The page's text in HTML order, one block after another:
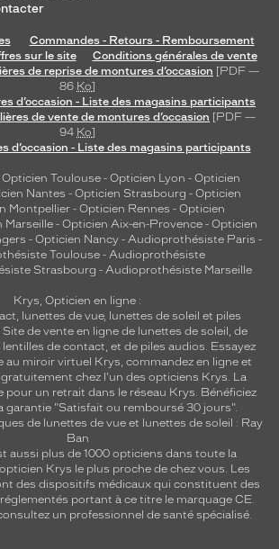
Commandes - Retours - Remboursement
sur le site
Conditions générales de vente
de reprise de montures d’occasion [PDF —
86 Ko]
d’occasion - Liste des magasins participants
de vente de montures d’occasion [PDF —
94 Ko]
d’occasion - Liste des magasins participants
Opticien Toulouse- Opticien Lyon - Opticien
Nantes - Opticien Strasbourg - Opticien
Montpellier - Opticien Rennes - Opticien
Marseille - Opticien Aix-en-Provence - Opticien
- Opticien Nancy - Audioprothésiste Paris -
Toulouse- Audioprothésiste
Strasbourg - Audioprothésiste Marseille
Krys, Opticien en ligne :
lunettes de vue, lunettes de soleil et piles
de vente en ligne de lunettes de soleil, de
lentilles de contact , et de piles audios. Essayez
au miroir virtuel Krys, commandez en ligne et
chez l'un des opticiens Krys. La
pour un retrait dans le réseau Krys. Bénéficiez
garantie "Satisfait ou remboursé 30 jours".
de lunettes de vue et lunettes de soleil : Ray
Ban
aussi plus de 1000 opticiens dans toute la
Krys le plus proche de chez vous . Les
des dispositifs médicaux qui constituent des
portant à ce titre le marquage CE.
un professionnel de santé spécialisé.